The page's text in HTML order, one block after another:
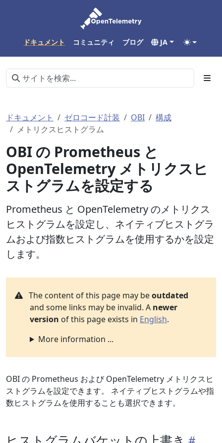
ドキュメント コミュニティ ブログ JA
ドキュメント ゼロコード計装 OBI
構成
メトリクスヒストグラム
OBI の Prometheus と
OpenTelemetry メトリクスヒ
ストグラムを設定する
Prometheus と OpenTelemetry のメトリクス
ヒストグラムを設定し、ネイティブヒストグラ
ムおよび指数ヒストグラムを使用するかを設定
します。
The content of this page may beoutdated
and some links may be invalid. A newer
version of this page exists in English.
More information ...
OBI の Prometheus および OpenTelemetry メトリクスヒ
ストグラムを設定できます。 ネイティブヒストグラムや指
数ヒストグラムを使用することも選択できます。